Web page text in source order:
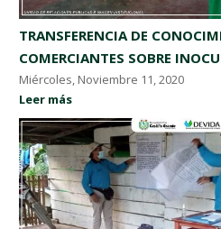
TRANSFERENCIA DE
COMERCIANTES SOBRE
Miércoles, Noviembre 11, 2020
Leer más